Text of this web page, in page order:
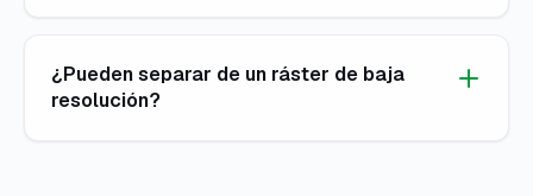
¿Pueden separar de un ráster de baja
resolución?